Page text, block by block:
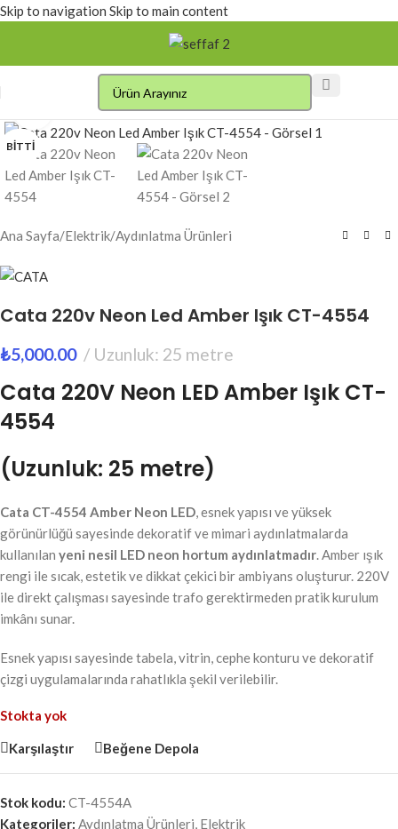
Skip to navigation Skip to main content
BITTI
Click to enlarge
Ana Sayfa/Elektrik/Aydınlatma Ürünleri
Cata 220v Neon Led Amber Işık CT-4554
₺5,000.00 Uzunluk: 25 metre
Cata 220V Neon LED Amber Işık CT-
4554
(Uzunluk: 25 metre)
Cata CT-4554 Amber Neon LED, esnek yapısı ve yüksek
görünürlüğü sayesinde dekoratif ve mimari aydınlatmalarda
kullanılan yeni nesil LED neon hortum aydınlatmadır. Amber ışık
rengi ile sıcak, estetik ve dikkat çekici bir ambiyans oluşturur. 220V
ile direkt çalışması sayesinde trafo gerektirmeden pratik kurulum
imkânı sunar.
Esnek yapısı sayesinde tabela, vitrin, cephe konturu ve dekoratif
çizgi uygulamalarında rahatlıkla şekil verilebilir.
Stokta yok
Karşılaştır Beğene Depola
Stok kodu: CT-4554A
Kategoriler: Aydınlatma Ürünleri, Elektrik